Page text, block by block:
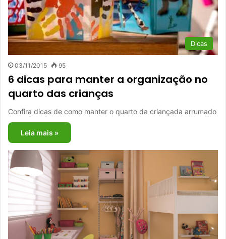
Dicas
03/11/2015 95
6 dicas para manter a organização no
quarto das crianças
Confira dicas de como manter o quarto da criançada arrumado
Leia mais »